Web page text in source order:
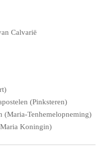
Calvarië
(Pinksteren)
(Maria-Tenhemelopneming)
Koningin)